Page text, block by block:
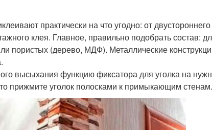
практически на что угодно: от
клея. Главное, правильно подобрать состав:
пористых (дерево, МДФ). Металлические
высыхания функцию фиксатора для уголка на
прижмите уголок полосками к примыкающим стенам.